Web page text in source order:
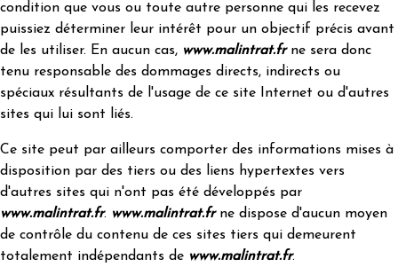
condition que vous ou toute autre personne qui les recevez
puissiez déterminer leur intérêt pour un objectif précis avant
de les utiliser. En aucun cas, www.malintrat.frne sera donc
tenu responsable des dommages directs, indirects ou
spéciaux résultants de l'usage de ce site Internet ou d'autres
sites qui lui sont liés.
Ce site peut par ailleurs comporter des informations mises à
disposition par des tiers ou des liens hypertextes vers
d'autres sites qui n'ont pas été développés par
www.malintrat.fr. www.malintrat.frne dispose d'aucun moyen
de contrôle du contenu de ces sites tiers qui demeurent
totalement indépendants de www.malintrat.fr.